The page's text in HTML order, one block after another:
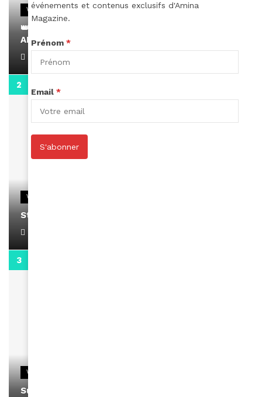
VIDEOS
👑 Remerciements à Ayden pour son message sur
AMINA, le Magazine de la Femme
April 1, 2022
VIDEOS
Stacy passe un message
VIDEOS
Support Black Business Wee-kend
événements et contenus exclusifs d'Amina
Magazine.
Prénom *
Email *
S'abonner